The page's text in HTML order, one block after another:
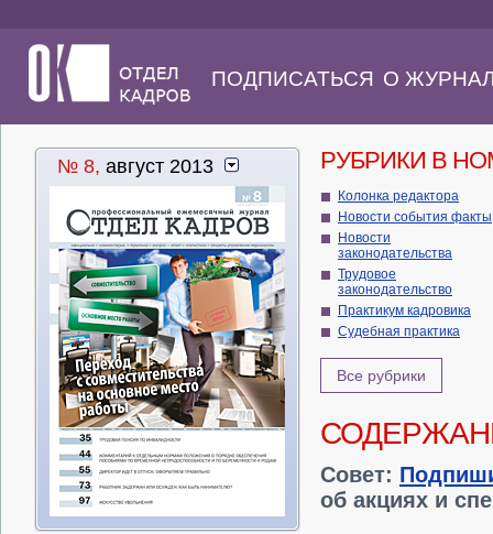
ПОДПИСАТЬСЯ О
№ 8, август 2013 РУБРИКИ В
Колонка редактора
Новости события факты
Новости
законодательства
Трудовое
законодательство
Практикум кадровика
Судебная практика
Все рубрики
Совет:
об акциях и